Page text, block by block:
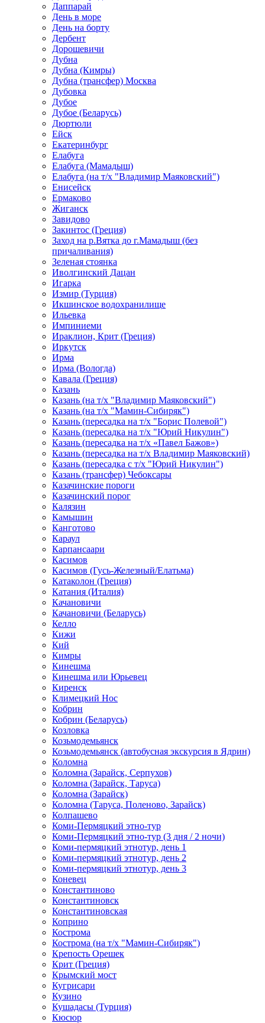
Даппарай
День в море
День на борту
Дербент
Дорошевичи
Дубна
Дубна (Кимры)
Дубна (трансфер) Москва
Дубовка
Дубое
Дубое (Беларусь)
Дюртюли
Ейск
Екатеринбург
Елабуга
Елабуга (Мамадыш)
Елабуга (на т/х "Владимир Маяковский")
Енисейск
Ермаково
Жиганск
Завидово
Закинтос (Греция)
Заход на р.Вятка до г.Мамадыш (без
причаливания)
Зеленая стоянка
Иволгинский Дацан
Игарка
Измир (Турция)
Икшинское водохранилище
Ильевка
Импиниеми
Ираклион, Крит (Греция)
Иркутск
Ирма
Ирма (Вологда)
Кавала (Греция)
Казань
Казань (на т/х "Владимир Маяковский")
Казань (на т/х "Мамин-Сибиряк")
Казань (пересадка на т/х "Борис Полевой")
Казань (пересадка на т/х "Юрий Никулин")
Казань (пересадка на т/х «Павел Бажов»)
Казань (пересадка на т/х Владимир Маяковский)
Казань (пересадка с т/х "Юрий Никулин")
Казань (трансфер) Чебоксары
Казачинские пороги
Казачинский порог
Калязин
Камышин
Канготово
Караул
Карпансаари
Касимов
Касимов (Гусь-Железный/Елатьма)
Катаколон (Греция)
Катания (Италия)
Качановичи
Качановичи (Беларусь)
Келло
Кижи
Кий
Кимры
Кинешма
Кинешма или Юрьевец
Киренск
Климецкий Нос
Кобрин
Кобрин (Беларусь)
Козловка
Козьмодемьянск
Козьмодемьянск (автобусная экскурсия в Ядрин)
Коломна
Коломна (Зарайск, Серпухов)
Коломна (Зарайск, Таруса)
Коломна (Зарайск)
Коломна (Таруса, Поленово, Зарайск)
Колпашево
Коми-Пермяцкий этно-тур
Коми-Пермяцкий этно-тур (3 дня / 2 ночи)
Коми-пермяцкий этнотур, день 1
Коми-пермяцкий этнотур, день 2
Коми-пермяцкий этнотур, день 3
Коневец
Константиново
Константиновск
Константиновская
Коприно
Кострома
Кострома (на т/х "Мамин-Сибиряк")
Крепость Орешек
Крит (Греция)
Крымский мост
Кугрисари
Кузино
Кушадасы (Турция)
Кюсюр